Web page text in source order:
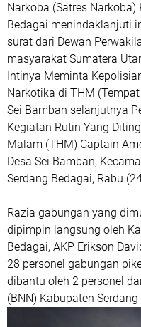
Narkoba (Satres Narkoba)
Bedagai menindaklanjuti
surat dari Dewan
masyarakat Sumatera
Intinya Meminta
Narkotika di THM
Sei Bamban selanjutnya
Kegiatan Rutin Yang
Malam (THM) Captain
Desa Sei Bamban,
Serdang Bedagai, Rabu
Razia gabungan yang
dipimpin langsung oleh
Bedagai, AKP Erikson
28 personel gabungan
dibantu oleh 2 personel
(BNN) Kabupaten